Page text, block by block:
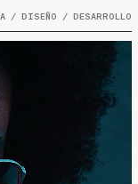
/ DISEÑO / DESARROLLO